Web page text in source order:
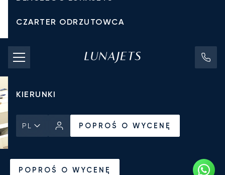
CZARTER ODRZUTOWCA
KOSZTY CZARTERU
PRYWATNE ODRZUTOWCE
KIERUNKI
PL POPROŚ O WYCENĘ
POPROŚ O WYCENĘ